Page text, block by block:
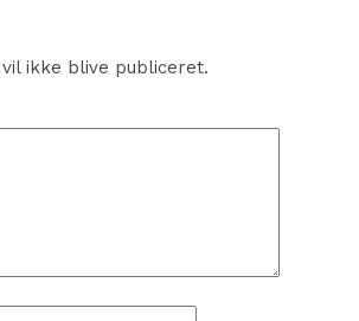
ikke blive publiceret.